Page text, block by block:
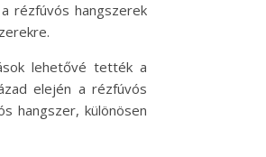
rézfúvós hangszerek
lehetővé tették a
elején a rézfúvós
hangszer, különösen